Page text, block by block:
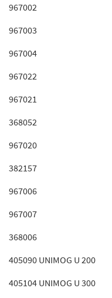
967002
967003
967004
967022
967021
368052
967020
382157
967006
967007
368006
405090 UNIMOG U 200
405104 UNIMOG U 300